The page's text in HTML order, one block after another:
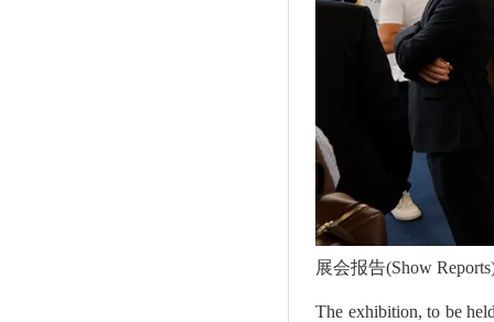
展会报告(Show
The exhibition, to be